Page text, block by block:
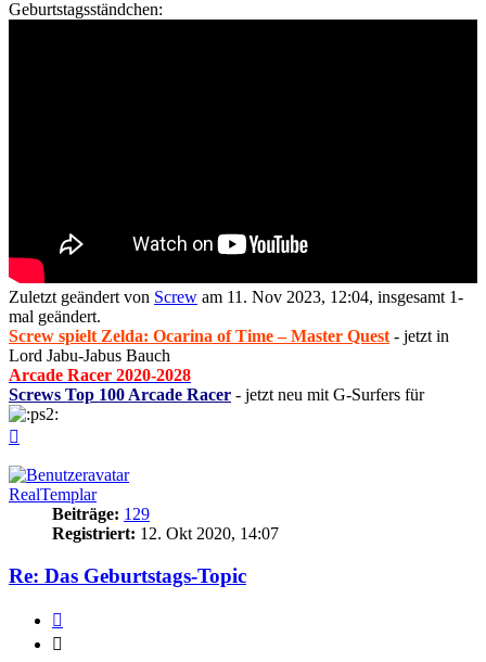
Geburtstagsständchen:
Zuletzt geändert von Screw am 11. Nov 2023, 12:04, insgesamt 1-
mal geändert.
Screw spielt Zelda: Ocarina of Time – Master Quest - jetzt in
Lord Jabu-Jabus Bauch
Arcade Racer 2020-2028
Screws Top 100 Arcade Racer - jetzt neu mit G-Surfers für
RealTemplar
Beiträge: 129
Registriert: 12. Okt 2020, 14:07
Re: Das Geburtstags-Topic